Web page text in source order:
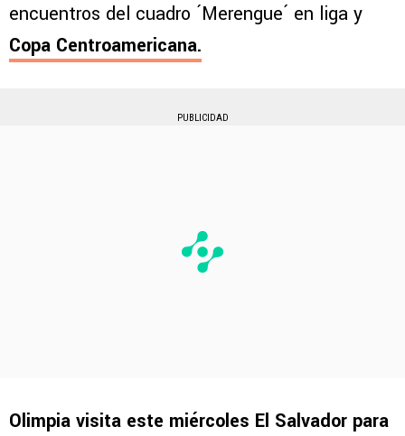
encuentros del cuadro ´Merengue´ en liga y
Copa Centroamericana.
PUBLICIDAD
Olimpia visita este miércoles El Salvador para